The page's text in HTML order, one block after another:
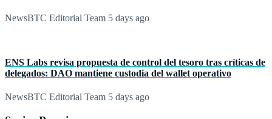
NewsBTC Editorial Team 5 days ago
ENS Labs revisa propuesta de control del tesoro tras críticas de
delegados: DAO mantiene custodia del wallet operativo
NewsBTC Editorial Team 5 days ago